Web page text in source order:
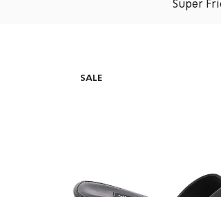
Super
SALE